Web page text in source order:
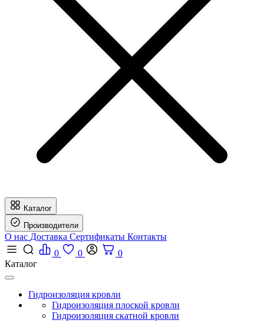
Каталог
Производители
О нас Доставка Сертификаты Контакты
0
0
0
Каталог
Гидроизоляция кровли
Гидроизоляция плоской кровли
Гидроизоляция скатной кровли